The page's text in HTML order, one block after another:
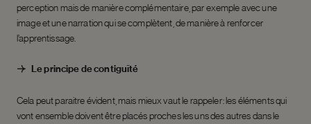
perception mais de manière complémentaire, par exemple avec une
image et une narration qui se complètent, de manière à renforcer
l’apprentissage.
Le principe de contiguïté
Cela peut paraitre évident, mais mieux vaut le rappeler : les éléments qui
vont ensemble doivent être placés proches les uns des autres dans le